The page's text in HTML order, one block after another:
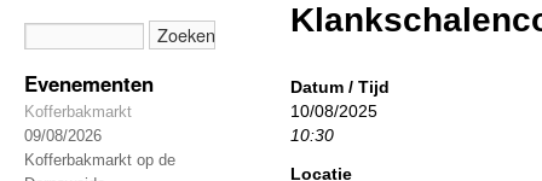
Evenementen
Kofferbakmarkt
09/08/2026
Kofferbakmarkt op de
Datum / Tijd
10/08/2025
10:30
Locatie